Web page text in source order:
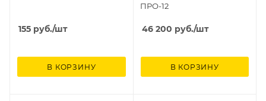
155 руб./шт
В КОРЗИНУ
ПРО-12
46 200 руб./шт
В КОРЗИНУ